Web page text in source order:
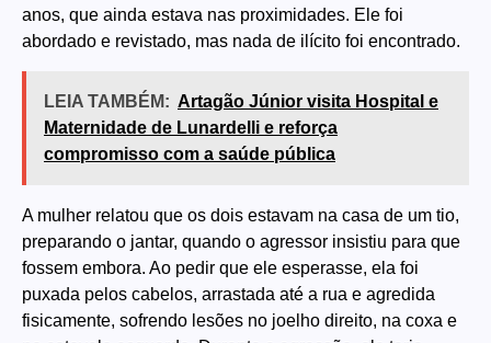
anos, que ainda estava nas proximidades. Ele foi
abordado e revistado, mas nada de ilícito foi encontrado.
LEIA TAMBÉM: Artagão Júnior visita Hospital e
Maternidade de Lunardelli e reforça
compromisso com a saúde pública
A mulher relatou que os dois estavam na casa de um tio,
preparando o jantar, quando o agressor insistiu para que
fossem embora. Ao pedir que ele esperasse, ela foi
puxada pelos cabelos, arrastada até a rua e agredida
fisicamente, sofrendo lesões no joelho direito, na coxa e